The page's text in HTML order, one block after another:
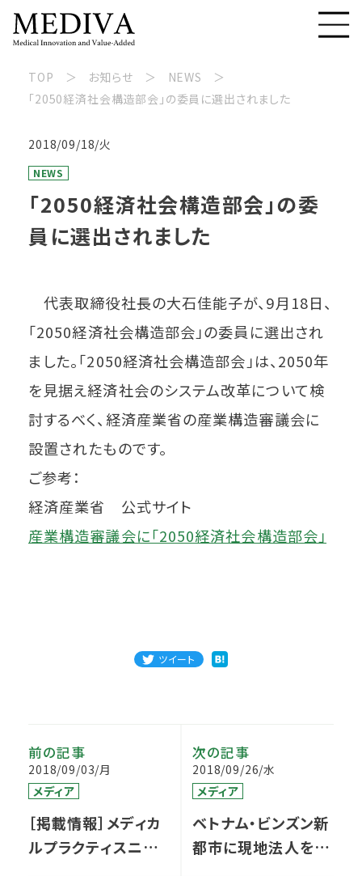
TOP お知らせ
NEWS
「2050経済社会構造部会」の委員に選出されました
2018/09/18/火
NEWS
「2050経済社会構造部会」の委
員に選出されました
代表取締役社長の大石佳能子が、9月18日、
「2050経済社会構造部会」の委員に選出され
ました。「2050経済社会構造部会」は、2050年
を見据え経済社会のシステム改革について検
討するべく、経済産業省の産業構造審議会に
設置されたものです。
ご参考：
経済産業省 公式サイト
産業構造審議会に「2050経済社会構造部会」
ツイート
前の記事
2018/09/03/月
メディア
［掲載情報］メディカ
ルプラクティスニュ
次の記事
2018/09/26/水
メディア
ベトナム・ビンズン新
都市に現地法人を設